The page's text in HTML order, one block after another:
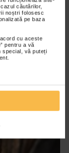
căutărilor,
noștri folosesc
pe baza
cu aceste
pentru a vă
special, vă puteți